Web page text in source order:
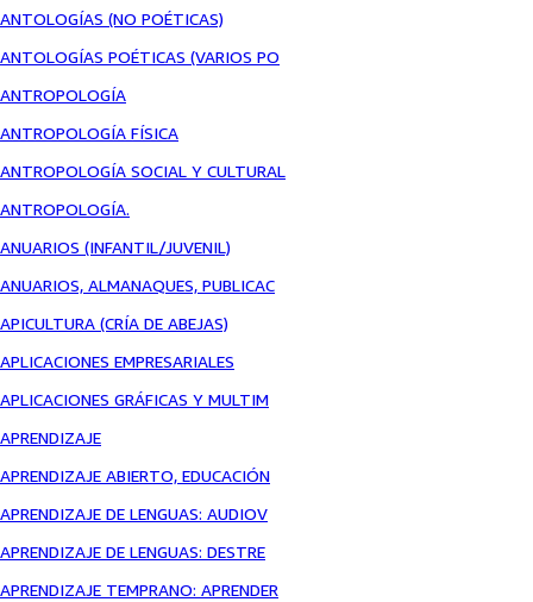
ANTOLOGÍAS (NO POÉTICAS)
ANTOLOGÍAS POÉTICAS (VARIOS PO
ANTROPOLOGÍA
ANTROPOLOGÍA FÍSICA
ANTROPOLOGÍA SOCIAL Y CULTURAL
ANTROPOLOGÍA.
ANUARIOS (INFANTIL/JUVENIL)
ANUARIOS, ALMANAQUES, PUBLICAC
APICULTURA (CRÍA DE ABEJAS)
APLICACIONES EMPRESARIALES
APLICACIONES GRÁFICAS Y MULTIM
APRENDIZAJE
APRENDIZAJE ABIERTO, EDUCACIÓN
APRENDIZAJE DE LENGUAS: AUDIOV
APRENDIZAJE DE LENGUAS: DESTRE
APRENDIZAJE TEMPRANO: APRENDER